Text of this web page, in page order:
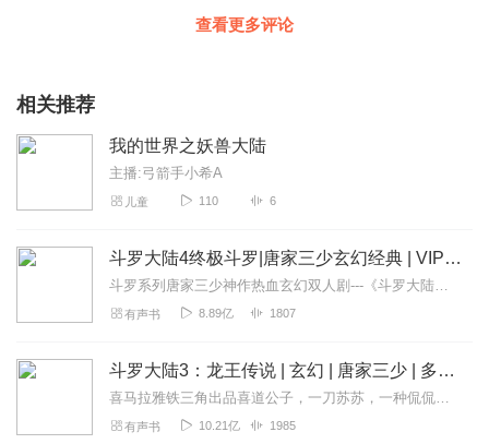
时间就听听.五星好评🌟🌟🌟🌟🌟
虽然我，我，我不敢听，但我还是为了主播的声音听下去
2021-01-30 1
听友243158654
2022-02-15 0
查看更多评论
相关推荐
我的世界之妖兽大陆
主播:弓箭手小希A
儿童 110 6
斗罗大陆4终极斗罗|唐家三少玄幻经典 | VIP免费有声小说
斗罗系列唐家三少神作热血玄幻双人剧---《斗罗大陆》唐家三少神作热血玄幻双人剧---《斗罗大陆2：绝世唐门》唐家三少神作热血玄幻双人剧---《斗罗大陆3：龙王传...
有声书 8.89亿 1807
斗罗大陆3：龙王传说 | 玄幻 | 唐家三少 | 多人有声剧
喜马拉雅铁三角出品喜道公子，一刀苏苏，一种侃侃！【大型多人小说剧】该书是《斗罗大陆》系列的第三部斗罗大陆经典作品，继《绝世唐门》之后又一扛鼎之作。喜道公子与...
有声书 10.21亿 1985